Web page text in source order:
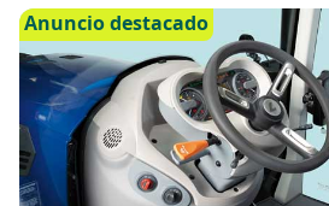
Anuncio destacado